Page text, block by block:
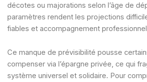
décotes ou majorations selon l’âge de
paramètres rendent les projections
fiables et accompagnement
Ce manque de prévisibilité pousse
compenser via l’épargne privée, ce qui
système universel et solidaire. Pour